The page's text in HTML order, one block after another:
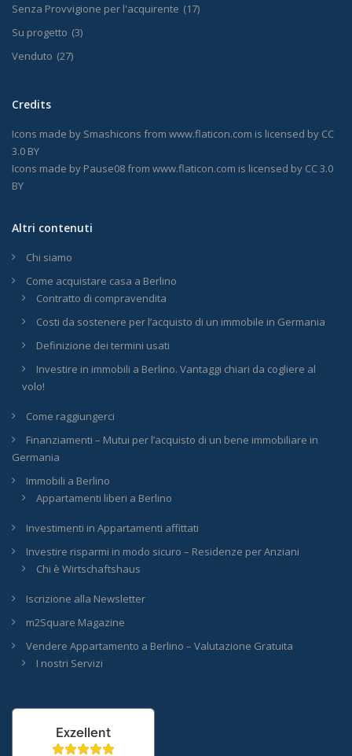
Senza Provvigione per l'acquirente (17)
Su progetto (3)
Venduto (27)
Credits
Icons made by Smashicons from www.flaticon.com is licensed by CC
3.0 BY
Icons made by Pause08from www.flaticon.com is licensed by CC 3.0
BY
Altri contenuti
Chi siamo
Come acquistare casa a Berlino
Contratto di compravendita
Costi da sostenere per l’acquisto di un immobile in Germania
Definizione dei termini usati
Investire in immobili a Berlino. Vantaggi chiari da cogliere al
volo!
Come raggiungerci
Finanziamenti – Mutui per l’acquisto di un bene immobiliare in
Germania
Immobili a Berlino
Appartamenti liberi a Berlino
Investimenti in Appartamenti affittati
Investire risparmi in modo sicuro – Residenze per Anziani
Chi è Wirtschaftshaus
Iscrizione alla Newsletter
m2Square Magazine
Vendere Appartamento a Berlino – Valutazione Gratuita
I nostri Servizi